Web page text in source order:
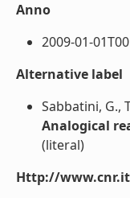
Anno
2009-01-
Alternative label
Sabbatini, G.,
Analogical
(literal)
Http://